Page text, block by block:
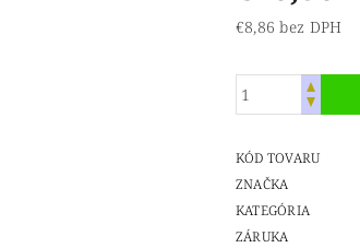
€8,86 bez DPH
KÓD TOVARU
ZNAČKA
KATEGÓRIA
ZÁRUKA